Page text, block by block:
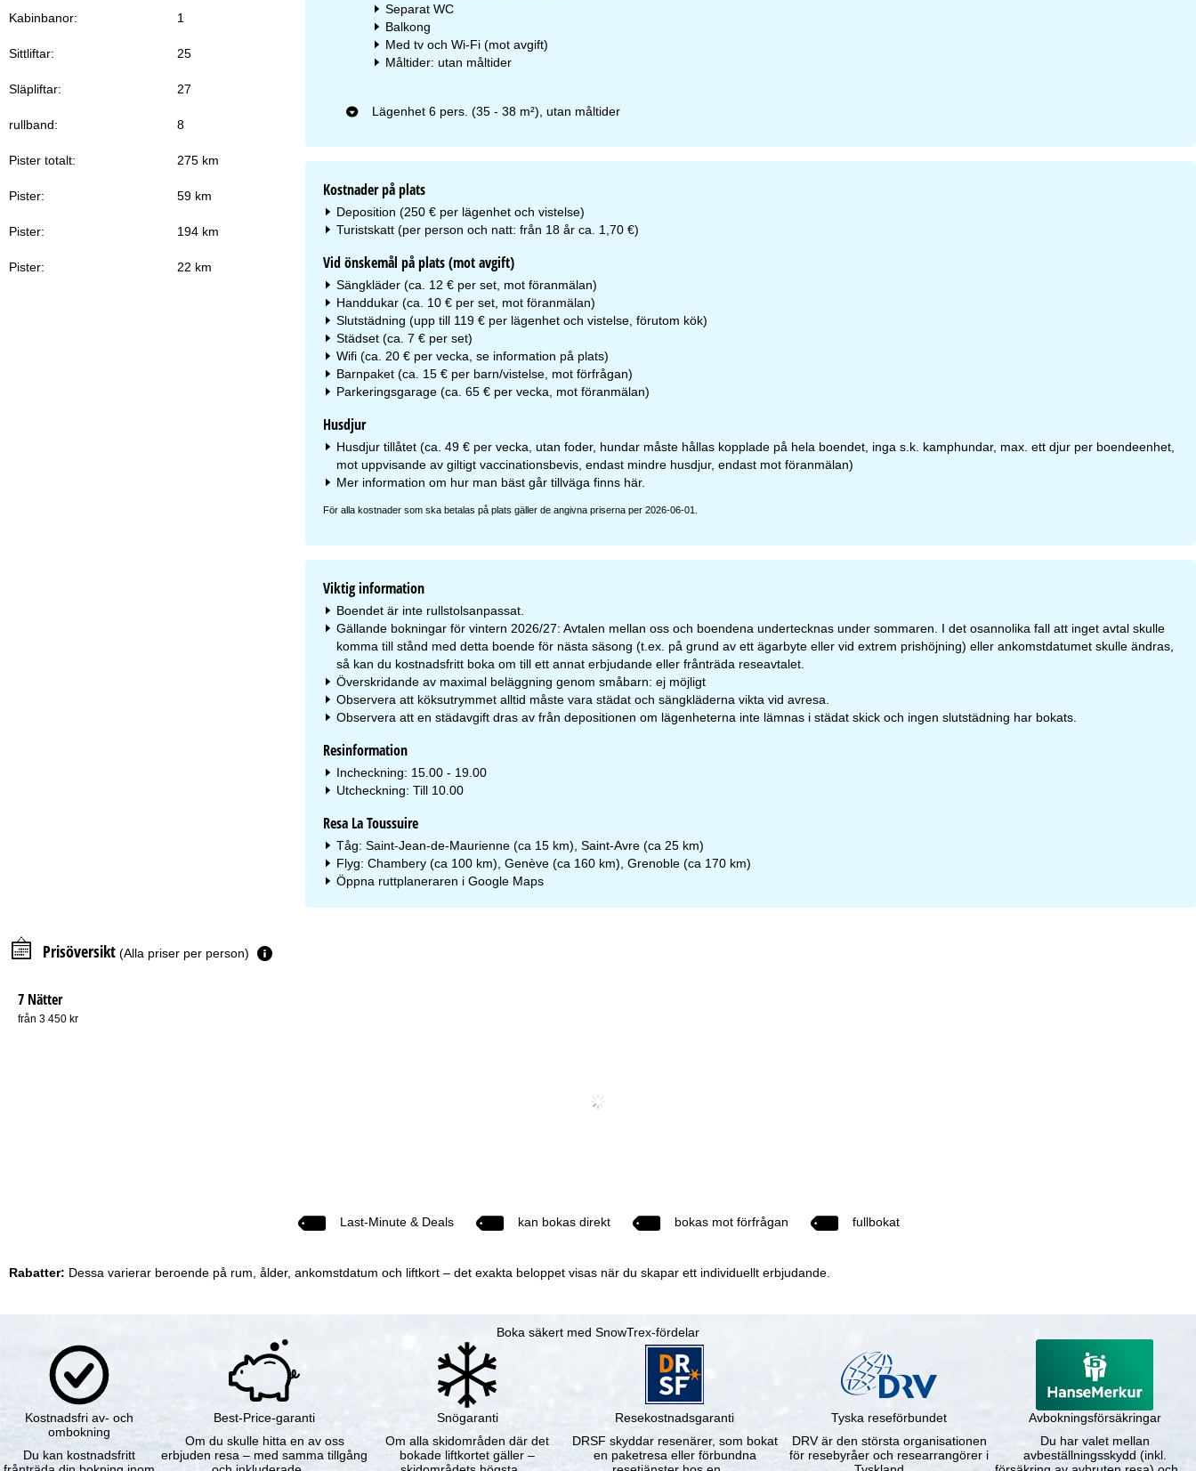
Kabinbanor: 1
Sittliftar: 25
Släpliftar: 27
rullband: 8
Pister totalt: 275 km
Pister: 59 km
Pister: 194 km
Pister: 22 km
Separat WC
Balkong
Med tv och Wi-Fi (mot avgift)
Måltider: utan måltider
Lägenhet 6 pers. (35 - 38 m²), utan måltider
Kostnader på plats
Deposition (250 € per lägenhet och vistelse)
Turistskatt (per person och natt: från 18 år ca. 1,70 €)
Vid önskemål på plats (mot avgift)
Sängkläder (ca. 12 € per set, mot föranmälan)
Handdukar (ca. 10 € per set, mot föranmälan)
Slutstädning (upp till 119 € per lägenhet och vistelse, förutom kök)
Städset (ca. 7 € per set)
Wifi (ca. 20 € per vecka, se information på plats)
Barnpaket (ca. 15 € per barn/vistelse, mot förfrågan)
Parkeringsgarage (ca. 65 € per vecka, mot föranmälan)
Husdjur
Husdjur tillåtet (ca. 49 € per vecka, utan foder, hundar måste hållas kopplade på hela boendet, inga s.k. kamphundar, max. ett djur per boendeenhet,
mot uppvisande av giltigt vaccinationsbevis, endast mindre husdjur, endast mot föranmälan)
Mer information om hur man bäst går tillväga finns här.
För alla kostnader som ska betalas på plats gäller de angivna priserna per 2026-06-01.
Viktig information
Boendet är inte rullstolsanpassat.
Gällande bokningar för vintern 2026/27: Avtalen mellan oss och boendena undertecknas under sommaren. I det osannolika fall att inget avtal skulle
komma till stånd med detta boende för nästa säsong (t.ex. på grund av ett ägarbyte eller vid extrem prishöjning) eller ankomstdatumet skulle ändras,
så kan du kostnadsfritt boka om till ett annat erbjudande eller frånträda reseavtalet.
Överskridande av maximal beläggning genom småbarn: ej möjligt
Observera att köksutrymmet alltid måste vara städat och sängkläderna vikta vid avresa.
Observera att en städavgift dras av från depositionen om lägenheterna inte lämnas i städat skick och ingen slutstädning har bokats.
Resinformation
Incheckning: 15.00 - 19.00
Utcheckning: Till 10.00
Resa La Toussuire
Tåg: Saint-Jean-de-Maurienne (ca 15 km), Saint-Avre (ca 25 km)
Flyg: Chambery (ca 100 km), Genève (ca 160 km), Grenoble (ca 170 km)
Öppna ruttplaneraren i Google Maps
Prisöversikt (Alla priser per person)
7 Nätter
från 3 450 kr
Last-Minute & Deals kan bokas direkt bokas mot förfrågan fullbokat
Rabatter: Dessa varierar beroende på rum, ålder, ankomstdatum och liftkort – det exakta beloppet visas när du skapar ett individuellt erbjudande.
Boka säkert med SnowTrex-fördelar
Kostnadsfri av- och
ombokning
Du kan kostnadsfritt
Best-Price-garanti
Om du skulle hitta en av oss
erbjuden resa – med samma tillgång
Snögaranti
Om alla skidområden där det
bokade liftkortet gäller –
Resekostnadsgaranti
DRSF skyddar resenärer, som bokat
en paketresa eller förbundna
Tyska reseförbundet
DRV är den största organisationen
för resebyråer och researrangörer i
Avbokningsförsäkringar
Du har valet mellan
avbeställningsskydd (inkl.